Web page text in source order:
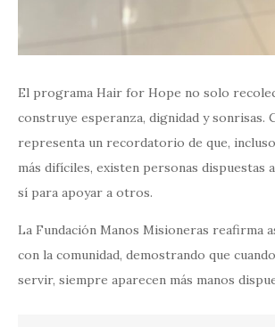
El programa Hair for Hope no solo
construye esperanza, dignidad y sonrisas.
representa un recordatorio de que,
más difíciles, existen personas dispuestas
sí para apoyar a otros.
La Fundación Manos Misioneras reafirma
con la comunidad, demostrando que
servir, siempre aparecen más manos